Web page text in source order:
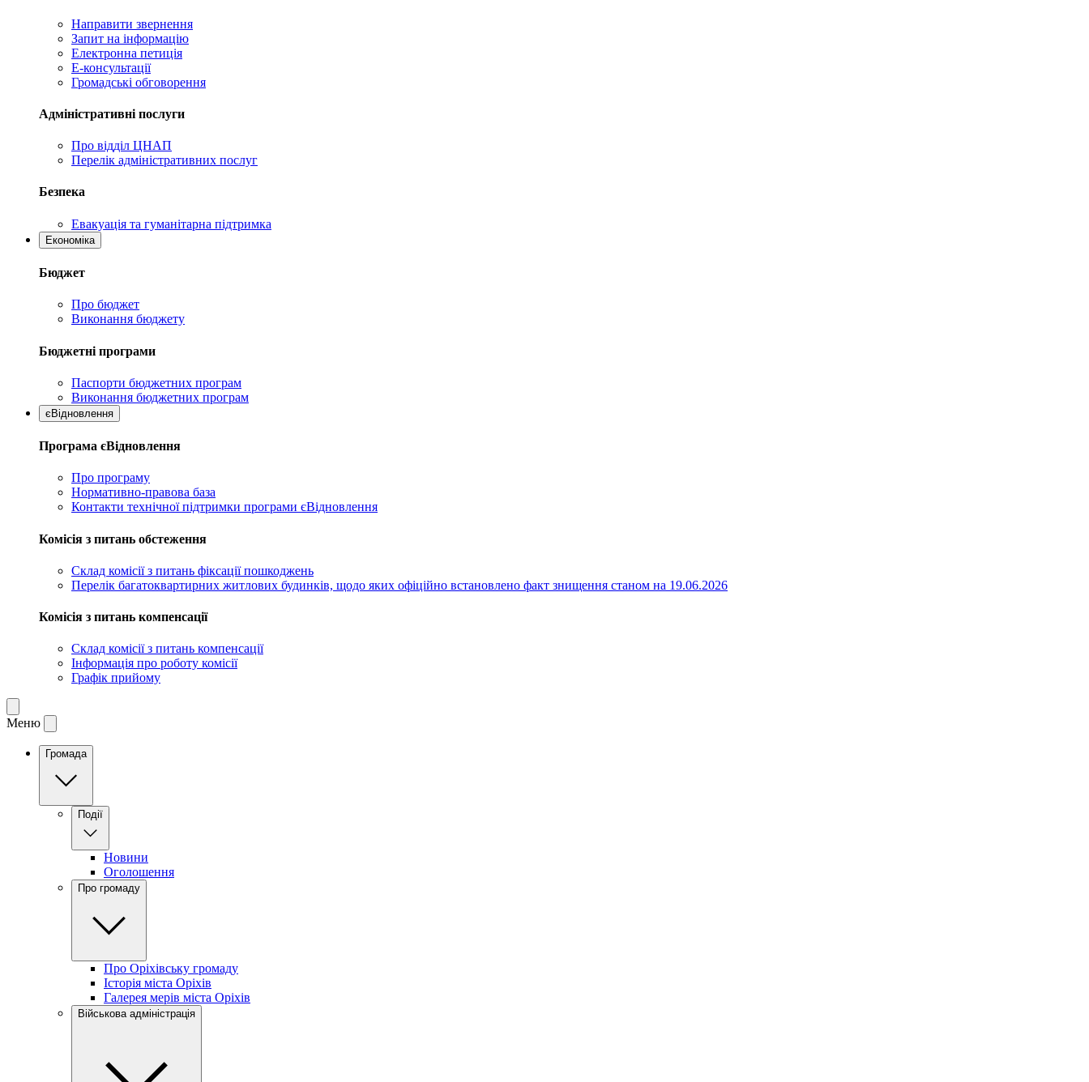
Направити звернення
Запит на інформацію
Електронна петиція
Е-консультації
Громадські обговорення
Адміністративні послуги
Про відділ ЦНАП
Перелік адміністративних послуг
Безпека
Евакуація та гуманітарна підтримка
Економіка
Бюджет
Про бюджет
Виконання бюджету
Бюджетні програми
Паспорти бюджетних програм
Виконання бюджетних програм
єВідновлення
Програма єВідновлення
Про програму
Нормативно-правова база
Контакти технічної підтримки програми єВідновлення
Комісія з питань обстеження
Склад комісії з питань фіксації пошкоджень
Перелік багатоквартирних житлових будинків, щодо яких офіційно встановлено факт знищення станом на 19.06.2026
Комісія з питань компенсації
Склад комісії з питань компенсації
Інформація про роботу комісії
Графік прийому
Меню
Громада
Події
Новини
Оголошення
Про громаду
Про Оріхівську громаду
Історія міста Оріхів
Галерея мерів міста Оріхів
Військова адміністрація